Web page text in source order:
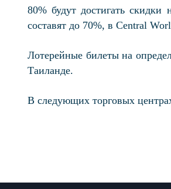
80% будут достигать
составят до 70%, в Central
Лотерейные билеты на
Таиланде.
В следующих торговых